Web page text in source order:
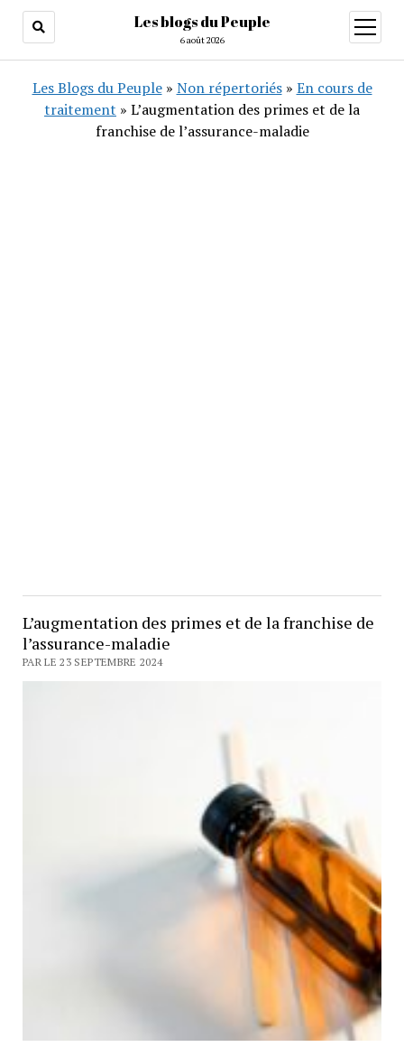
Les blogs du Peuple
6 août 2026
ouvrir
menu
Les Blogs du Peuple» Non répertoriés» En cours de
traitement » L’augmentation des primes et de la
franchise de l’assurance-maladie
L’augmentation des primes et de la franchise de
l’assurance-maladie
PAR LE 23 SEPTEMBRE 2024